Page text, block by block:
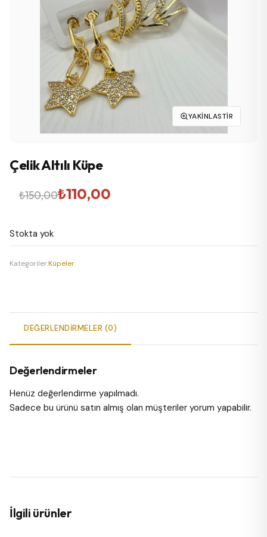
YAKINLASTIR
Çelik Altılı Küpe
₺150,00
Orijinal
₺150,00.
₺110,00
Şu
fiyat:
₺110,00.
Stokta yok
Kategoriler:Küpeler
DEĞERLENDIRMELER (0)
Değerlendirmeler
Henüz değerlendirme yapılmadı.
Sadece bu ürünü satın almış olan müşteriler yorum yapabilir.
İlgili ürünler